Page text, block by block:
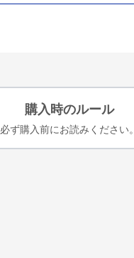
購入時のルール
必ず購入前にお読みください。